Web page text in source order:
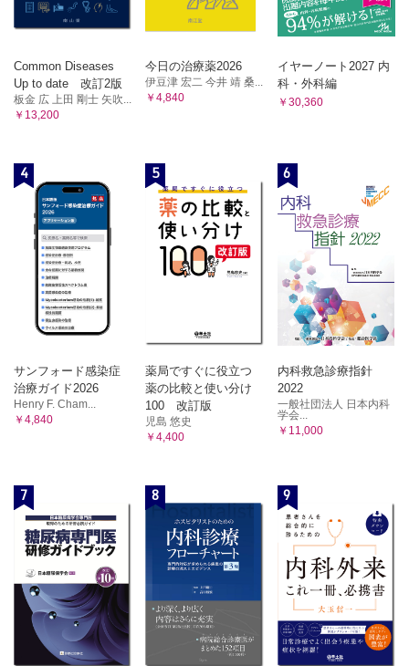
Common Diseases
Up to date 改訂2版
板金 広 上田 剛士 矢吹...
￥13,200
今日の治療薬2026
伊豆津 宏二 今井 靖 桑...
￥4,840
イヤーノート2027 内
科・外科編
￥30,360
4
サンフォード感染症
治療ガイド2026
Henry F. Cham...
￥4,840
5
薬局ですぐに役立つ
薬の比較と使い分け
100 改訂版
児島 悠史
￥4,400
6
内科救急診療指針
2022
一般社団法人 日本内科
学会...
￥11,000
7 8 9